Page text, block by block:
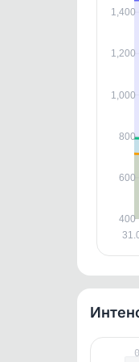
1,400
1,200
1,000
800
600
400
0